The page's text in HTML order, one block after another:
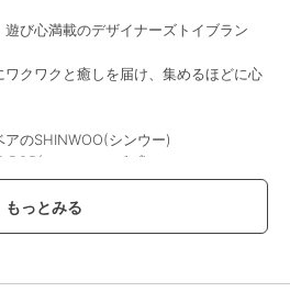
び心満載のデザイナーズトイブラン
クワクと癒しを届け、集めるほどに心
のSHINWOO(シンウー)
BOB(ファーマーボブ)
ポニーテールが可愛いMolinta(モリンタ)
さで、大きなお豆のような目が特徴的な